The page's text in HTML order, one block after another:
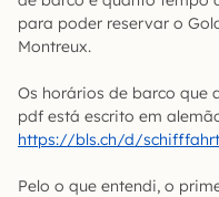
para poder reservar o
Montreux.
Os horários de barco que
pdf está escrito em
https://bls.ch/d/
Pelo o que entendi, o